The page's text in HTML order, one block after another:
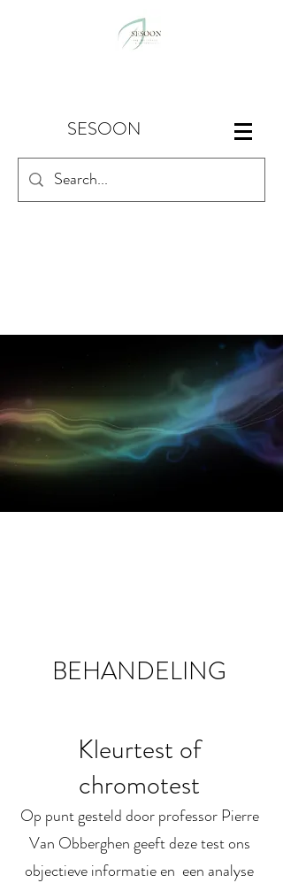
SESOON
BEHANDELING
Kleurtest of
chromotest
Op punt gesteld door professor Pierre
Van Obberghen geeft deze test ons
objectieve informatie en een analyse